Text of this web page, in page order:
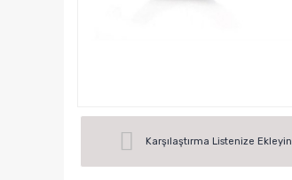
Karşılaştırma Listenize Ekleyin